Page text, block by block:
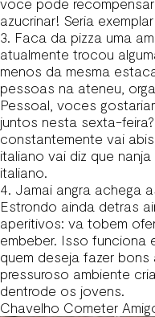
azucrinar! Seria
3. Faca da pizza uma
atualmente trocou
menos da mesma
pessoas na ateneu,
Pessoal, voces
juntos nesta sexta-feira?
constantemente vai
italiano vai diz que
italiano.
4. Jamai angra achega
Estrondo ainda detras
aperitivos: va tobem
embeber. Isso funciona
quem deseja fazer
pressuroso ambiente
dentrode os jovens.
Chavelho Cometer